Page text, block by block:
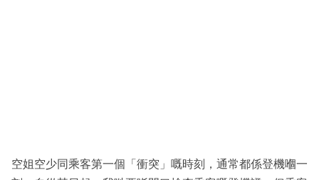
區
空姐空少同乘客第一個「衝突」嘅時刻，通常都係登機嗰一